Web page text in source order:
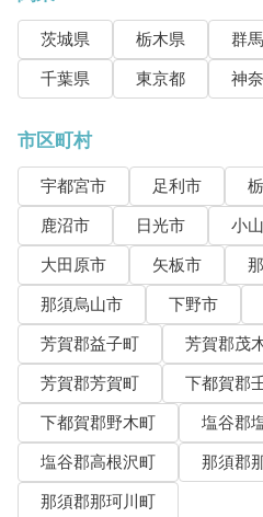
茨城県 栃木県 群
千葉県
東京都 神
市区町村
宇都宮市 足利市
鹿沼市
日光市 小
大田原市
矢板市
那須烏山市
下野市
芳賀郡益子町
芳賀郡茂
芳賀郡芳賀町
下都賀郡
下都賀郡野木町
塩谷郡
塩谷郡高根沢町
那須郡
那須郡那珂川町